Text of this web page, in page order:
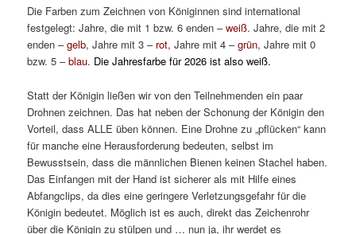
Die Farben zum Zeichnen von Königinnen sind international
festgelegt: Jahre, die mit 1 bzw. 6 enden –weiß. Jahre, die mit 2
enden –gelb, Jahre mit 3 – rot, Jahre mit 4 –grün, Jahre mit 0
bzw. 5 –blau. Die Jahresfarbe für 2026 ist also weiß.
Statt der Königin ließen wir von den Teilnehmenden ein paar
Drohnen zeichnen. Das hat neben der Schonung der Königin den
Vorteil, dass ALLE üben können. Eine Drohne zu „pflücken“ kann
für manche eine Herausforderung bedeuten, selbst im
Bewusstsein, dass die männlichen Bienen keinen Stachel haben.
Das Einfangen mit der Hand ist sicherer als mit Hilfe eines
Abfangclips, da dies eine geringere Verletzungsgefahr für die
Königin bedeutet. Möglich ist es auch, direkt das Zeichenrohr
über die Königin zu stülpen und … nun ja, ihr werdet es